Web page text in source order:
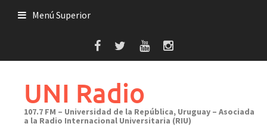
Menú Superior
UNI Radio
107.7 FM – Universidad de la República, Uruguay – Asociada
a la Radio Internacional Universitaria (RIU)